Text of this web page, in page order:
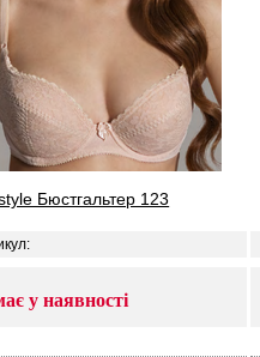
Бюстгальтер 123
у наявності